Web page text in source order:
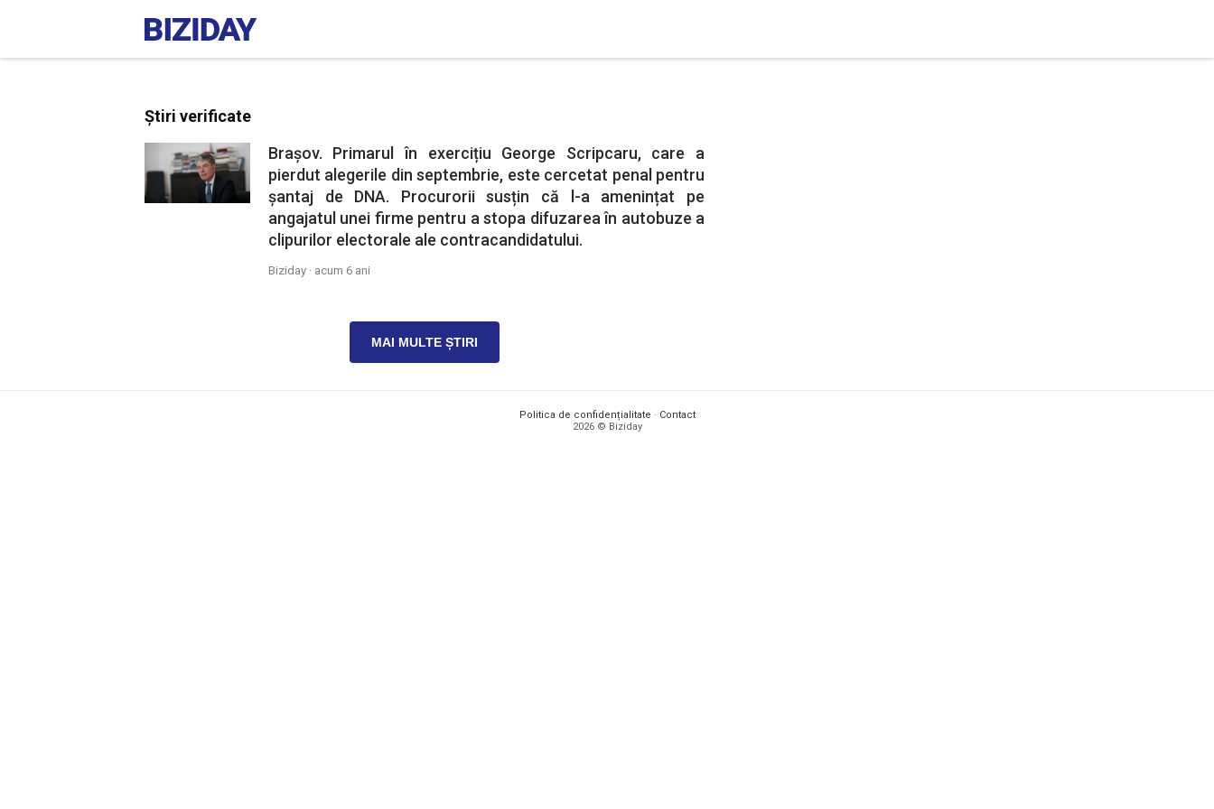
Știri verificate
Brașov. Primarul în exercițiu George Scripcaru, care a
pierdut alegerile din septembrie, este cercetat penal pentru
șantaj de DNA. Procurorii susțin că l-a amenințat pe
angajatul unei firme pentru a stopa difuzarea în autobuze a
clipurilor electorale ale contracandidatului.
Biziday · acum 6 ani
MAI MULTE ȘTIRI
Politica de confidențialitate · Contact
2026 © Biziday